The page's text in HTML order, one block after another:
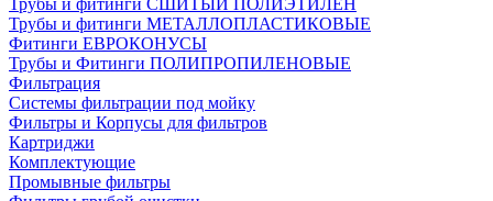
Трубы и фитинги СШИТЫЙ ПОЛИЭТИЛЕН
Трубы и фитинги МЕТАЛЛОПЛАСТИКОВЫЕ
Фитинги ЕВРОКОНУСЫ
Трубы и Фитинги ПОЛИПРОПИЛЕНОВЫЕ
Фильтрация
Системы фильтрации под мойку
Фильтры и Корпусы для фильтров
Картриджи
Комплектующие
Промывные фильтры